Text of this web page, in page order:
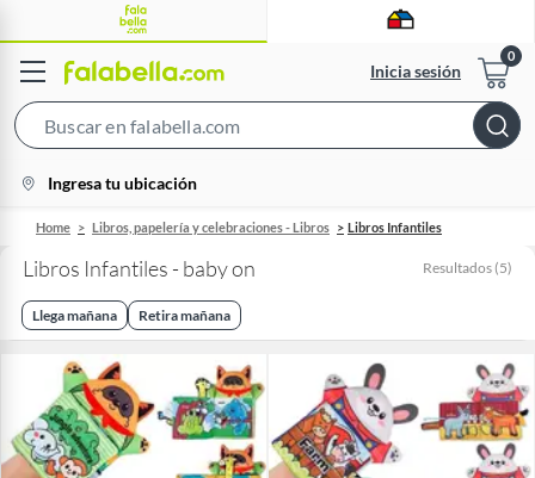
Inicia sesión
Bar
location-
icon
Ingresa tu ubicación
Home Libros, papelería y celebraciones - Libros Libros Infantiles
Libros Infantiles - baby on Resultados (5)
Llega mañana Retira mañana